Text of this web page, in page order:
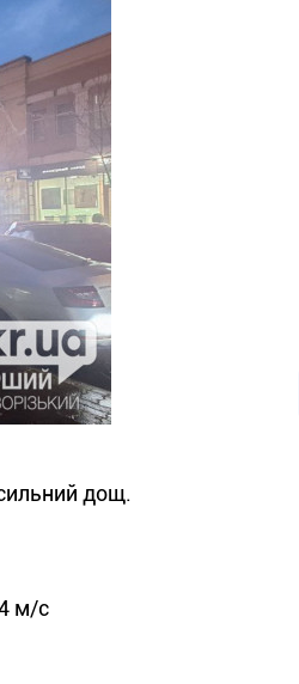
дощ.
м/с